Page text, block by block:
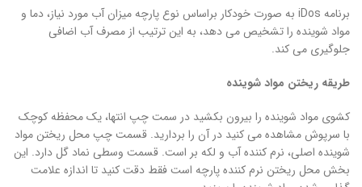
برنامه iDos به صورت خودکار براساس نوع پارچه میزان آب مورد نیاز، دما و
مواد شوینده را تشخیص می دهد، به این ترتیب از مصرف آب اضافی
جلوگیری می کند.
طریقه ریختن مواد شوینده
کشوی مواد شوینده را بیرون بکشید در سمت چپ انتها، یک محفظه کوچک
با سرپوش مشاهده می کنید در آن را بردارید. قسمت چپ محل ریختن مواد
شوینده اصلی، نرم کننده آب و لکه بر است. قسمت وسطی نماد گل دارد. این
بخش محل ریختن نرم کننده پارچه است فقط دقت کنید تا اندازه علامت